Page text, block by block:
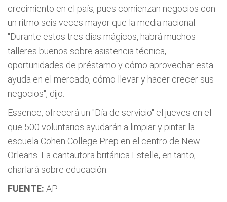
crecimiento en el país, pues comienzan negocios con
un ritmo seis veces mayor que la media nacional.
"Durante estos tres días mágicos, habrá muchos
talleres buenos sobre asistencia técnica,
oportunidades de préstamo y cómo aprovechar esta
ayuda en el mercado, cómo llevar y hacer crecer sus
negocios", dijo.
Essence, ofrecerá un "Día de servicio" el jueves en el
que 500 voluntarios ayudarán a limpiar y pintar la
escuela Cohen College Prep en el centro de New
Orleans. La cantautora británica Estelle, en tanto,
charlará sobre educación.
FUENTE: AP